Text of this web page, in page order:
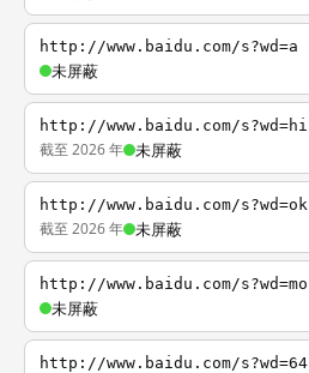
http://www.baidu.com/s?wd=a
未屏蔽
http://www.baidu.com/s?wd=hi
截至 2026 年 未屏蔽
http://www.baidu.com/s?wd=ok
截至 2026 年 未屏蔽
http://www.baidu.com/s?wd=mo
未屏蔽
http://www.baidu.com/s?wd=64